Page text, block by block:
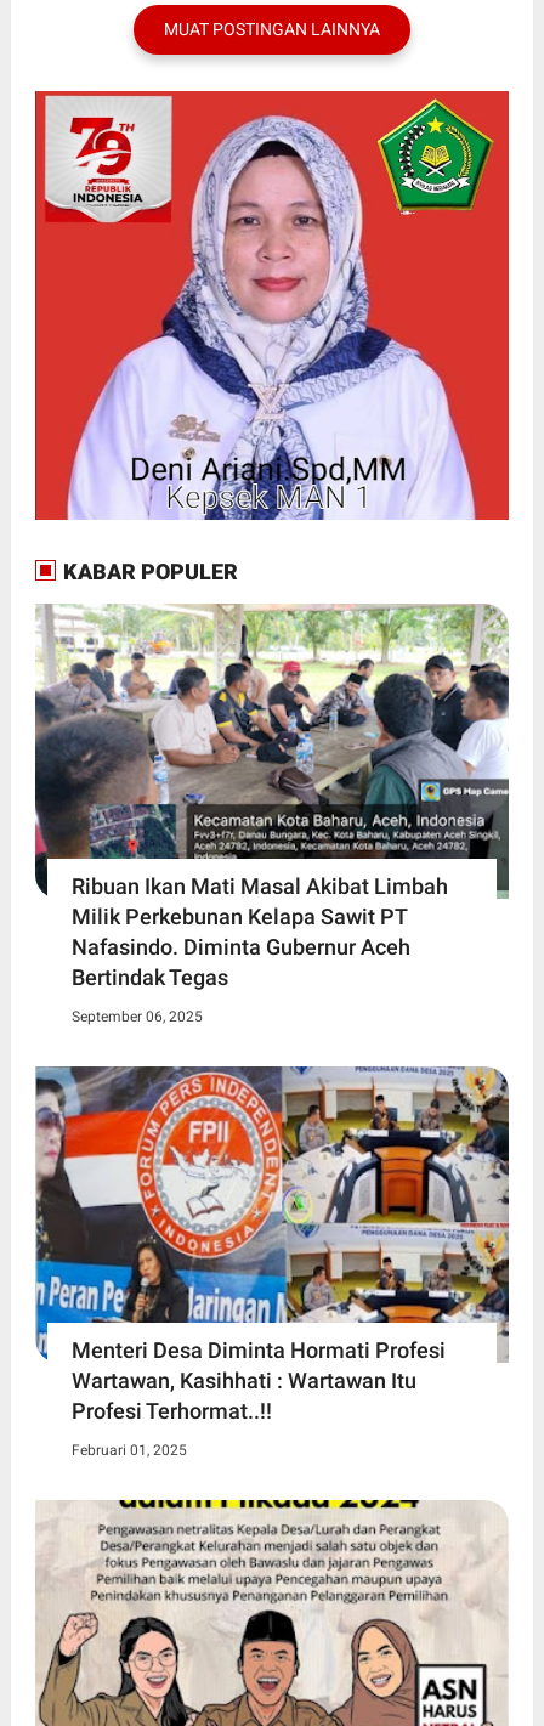
MUAT POSTINGAN LAINNYA
KABAR POPULER
Ribuan Ikan Mati Masal Akibat Limbah
Milik Perkebunan Kelapa Sawit PT
Nafasindo. Diminta Gubernur Aceh
Bertindak Tegas
September 06, 2025
Menteri Desa Diminta Hormati Profesi
Wartawan, Kasihhati : Wartawan Itu
Profesi Terhormat..!!
Februari 01, 2025